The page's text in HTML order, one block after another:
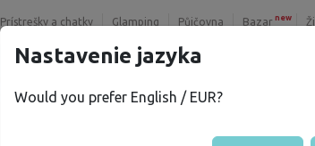
Prístrešky a chatky Glamping Půjčovna Bazar new
Nastavenie jazyka
Would you prefer English / EUR?